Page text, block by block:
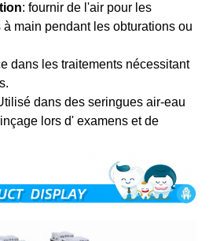
: fournir de l'air pour les
main pendant les obturations ou
dans les traitements nécessitant
dans des seringues air-eau
lors d' examens et de